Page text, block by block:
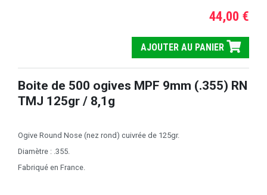
44,00 €
AJOUTER AU PANIER
Boite de 500 ogives MPF 9mm (.355) RN
TMJ 125gr / 8,1g
Ogive Round Nose (nez rond) cuivrée de 125gr.
Diamètre : .355.
Fabriqué en France.